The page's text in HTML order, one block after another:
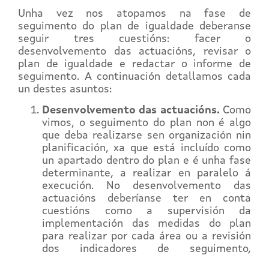
Unha vez nos atopamos na fase de
seguimento do plan de igualdade deberanse
seguir tres cuestións: facer o
desenvolvemento das actuacións, revisar o
plan de igualdade e redactar o informe de
seguimento. A continuación detallamos cada
un destes asuntos:
Desenvolvemento das actuacións. Como
vimos, o seguimento do plan non é algo
que deba realizarse sen organización nin
planificación, xa que está incluído como
un apartado dentro do plan e é unha fase
determinante, a realizar en paralelo á
execución. No desenvolvemento das
actuacións deberíanse ter en conta
cuestións como a supervisión da
implementación das medidas do plan
para realizar por cada área ou a revisión
dos indicadores de seguimento,